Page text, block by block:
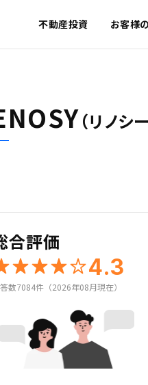
不動産投資 お客様
（リノシー
合評価
4.3
数7084件（2026年08月現在）